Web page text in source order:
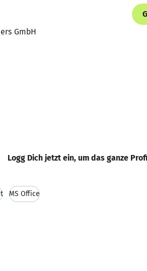
GmbH
Logg Dich jetzt ein, um das ganze
MS Office